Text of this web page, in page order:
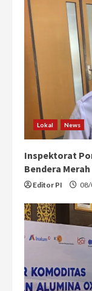
Lokal News
Inspektorat
Bendera
Editor PI